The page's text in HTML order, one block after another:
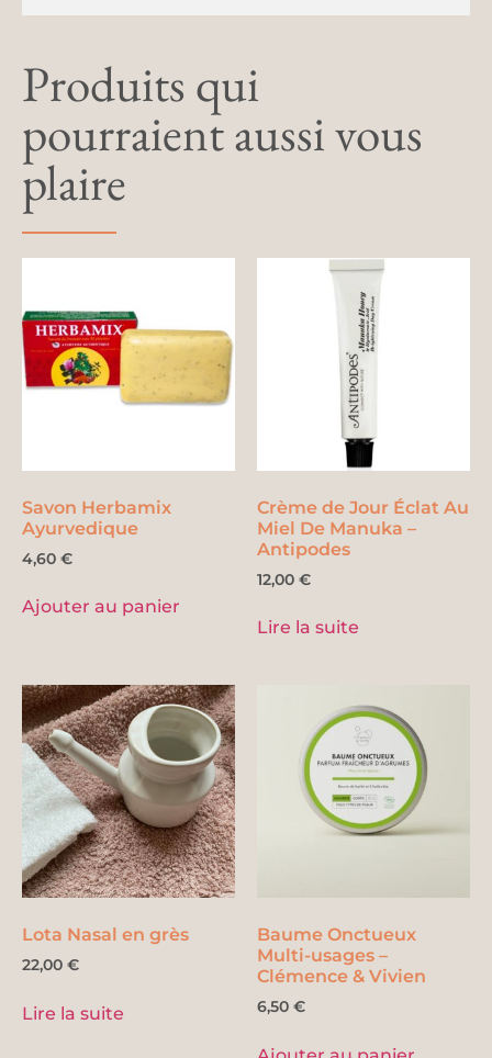
Produits qui
pourraient aussi vous
plaire
Savon Herbamix
Ayurvedique
4,60 €
Ajouter au panier
Crème de Jour Éclat Au
Miel De Manuka –
Antipodes
12,00 €
Lire la suite
Lota Nasal en grès
22,00 €
Lire la suite
Baume Onctueux
Multi-usages –
Clémence & Vivien
6,50 €